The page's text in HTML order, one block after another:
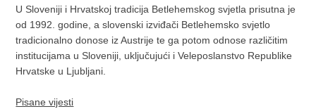
U Sloveniji i Hrvatskoj tradicija Betlehemskog svjetla prisutna je
od 1992. godine, a slovenski izviđači Betlehemsko svjetlo
tradicionalno donose iz Austrije te ga potom odnose različitim
institucijama u Sloveniji, uključujući i Veleposlanstvo Republike
Hrvatske u Ljubljani.
Pisane vijesti